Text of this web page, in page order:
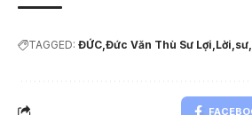
TAGGED: ĐỨC Đức Văn Thù Sư Lợi Lời sư